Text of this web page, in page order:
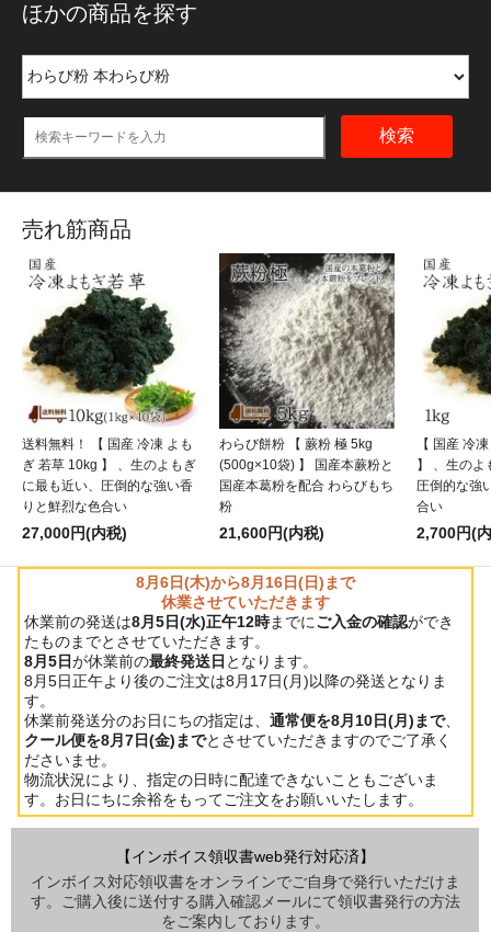
ほかの商品を探す
検索
売れ筋商品
送料無料！ 【 国産 冷凍 よも
ぎ 若草 10kg 】 、生のよもぎ
に最も近い、圧倒的な強い香
りと鮮烈な色合い
27,000円(内税)
わらび餅粉 【 蕨粉 極 5kg
(500g×10袋) 】 国産本蕨粉と
国産本葛粉を配合 わらびもち
粉
21,600円(内税)
【 国産 冷
】 、生のよ
圧倒的な強
合い
2,700円(
8月6日(木)から8月16日(日)まで
休業させていただきます
休業前の発送は8月5日(水)正午12時までにご入金の確認ができ
たものまでとさせていただきます。
8月5日が休業前の最終発送日 となります。
8月5日正午より後のご注文は8月17日(月)以降の発送となりま
す。
休業前発送分のお日にちの指定は、通常便を8月10日(月)まで、
クール便を8月7日(金)までとさせていただきますのでご了承く
ださいませ。
物流状況により、指定の日時に配達できないこともございま
す。お日にちに余裕をもってご注文をお願いいたします。
【インボイス領収書web発行対応済】
インボイス対応領収書をオンラインでご自身で発行いただけま
す。ご購入後に送付する購入確認メールにて領収書発行の方法
をご案内しております。